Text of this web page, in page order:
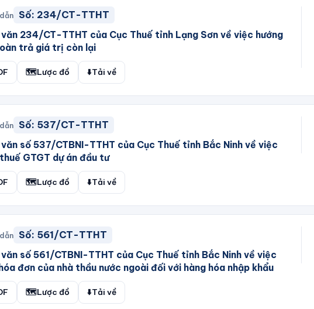
Số: 234/CT-TTHT
văn 234/CT-TTHT của Cục Thuế tỉnh Lạng Sơn về việc hướng
trả giá trị còn lại
🗺️Lược đồ ⬇️Tải về
Số: 537/CT-TTHT
số 537/CTBNI-TTHT của Cục Thuế tỉnh Bắc Ninh về việc
GTGT dự án đầu tư
🗺️Lược đồ ⬇️Tải về
Số: 561/CT-TTHT
số 561/CTBNI-TTHT của Cục Thuế tỉnh Bắc Ninh về việc
đơn của nhà thầu nước ngoài đối với hàng hóa nhập khẩu
🗺️Lược đồ ⬇️Tải về